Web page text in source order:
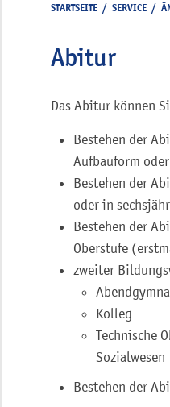
STARTSEITE / SERVICE /
Abitur
Das Abitur können
Bestehen der
Aufbauform
Bestehen der
oder in
Bestehen der
Oberstufe
zweiter
Kolleg
Technische
Sozialwesen
Bestehen der